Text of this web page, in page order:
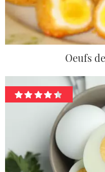
Oeufs